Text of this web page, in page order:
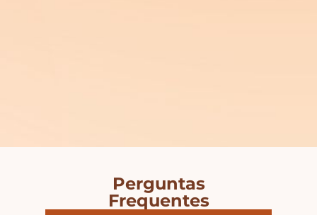
Perguntas
Frequentes